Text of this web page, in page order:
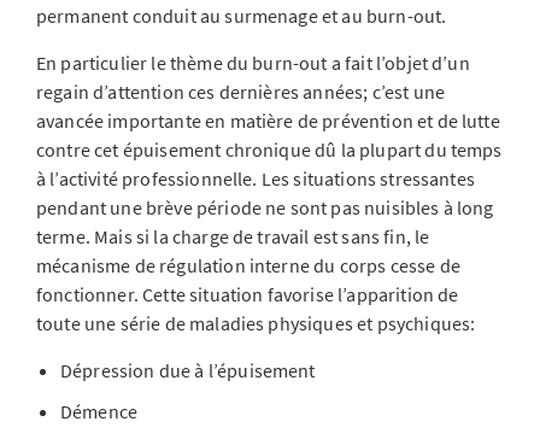
permanent conduit au surmenage et au burn-out.
En particulier le thème du burn-out a fait l’objet d’un
regain d’attention ces dernières années; c’est une
avancée importante en matière de prévention et de lutte
contre cet épuisement chronique dû la plupart du temps
à l’activité professionnelle. Les situations stressantes
pendant une brève période ne sont pas nuisibles à long
terme. Mais si la charge de travail est sans fin, le
mécanisme de régulation interne du corps cesse de
fonctionner. Cette situation favorise l’apparition de
toute une série de maladies physiques et psychiques:
Dépression due à l’épuisement
Démence